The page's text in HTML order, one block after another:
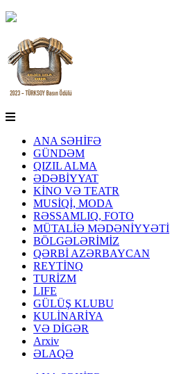
ANA SƏHİFƏ
GÜNDƏM
QIZIL ALMA
ƏDƏBİYYAT
KİNO VƏ TEATR
MUSİQİ, MODA
RƏSSAMLIQ, FOTO
MÜTALİƏ MƏDƏNİYYƏTİ
BÖLGƏLƏRİMİZ
QƏRBİ AZƏRBAYCAN
REYTİNQ
TURİZM
LIFE
GÜLÜŞ KLUBU
KULİNARİYA
VƏ DİGƏR
Arxiv
ƏLAQƏ